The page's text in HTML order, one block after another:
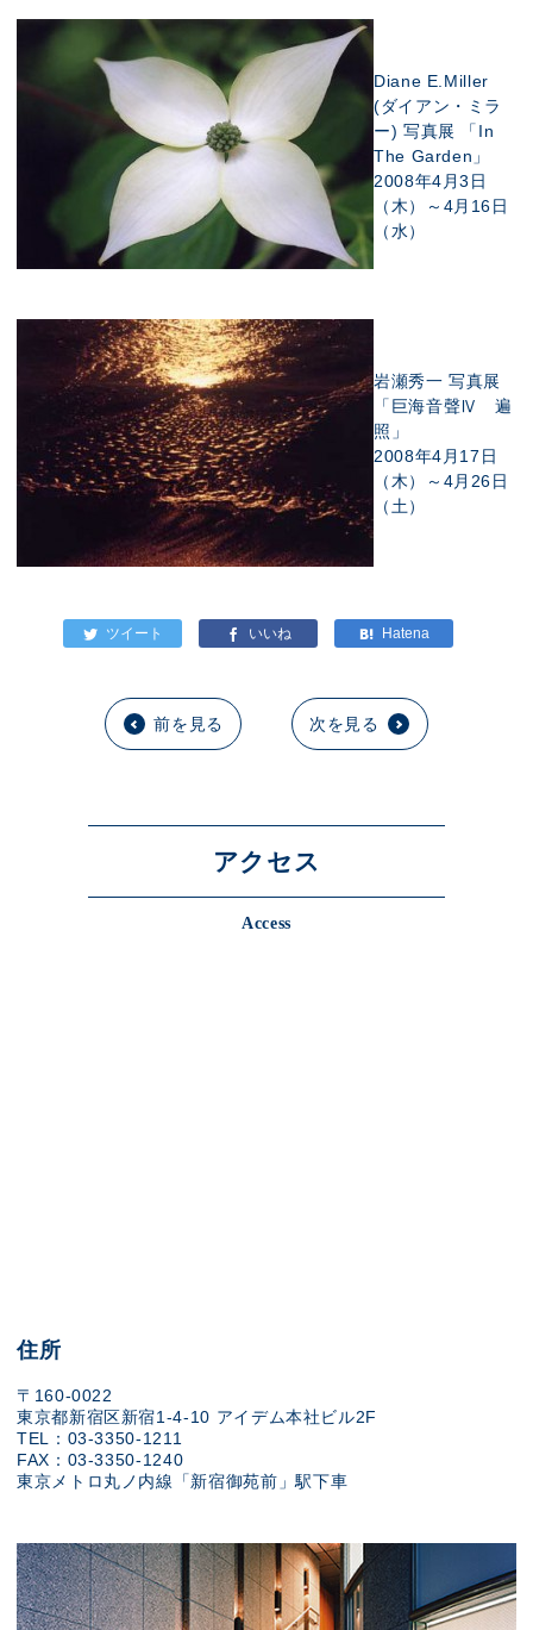
Diane E.Miller
(ダイアン・ミラ
ー) 写真展 「In
The Garden」
2008年4月3日
（木）～4月16日
（水）
岩瀬秀一 写真展
「巨海音聲Ⅳ 遍
照」
2008年4月17日
（木）～4月26日
（土）
前を見る 次を見る
アクセス
Access
住所
〒160-0022
東京都新宿区新宿1-4-10 アイデム本社ビル2F
TEL：03-3350-1211
FAX：03-3350-1240
東京メトロ丸ノ内線「新宿御苑前」駅下車